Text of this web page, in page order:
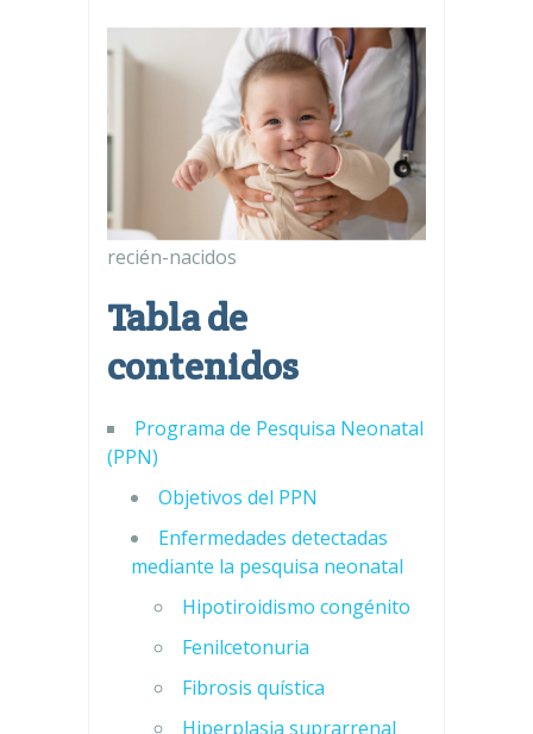
recién-nacidos
Tabla de
contenidos
Programa de Pesquisa Neonatal
(PPN)
Objetivos del PPN
Enfermedades detectadas
mediante la pesquisa neonatal
Hipotiroidismo congénito
Fenilcetonuria
Fibrosis quística
Hiperplasia suprarrenal